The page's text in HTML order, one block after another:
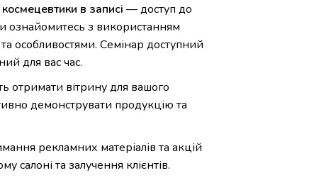
в записі — доступ до
ознайомитесь з використанням
особливостями. Семінар доступний
для вас час.
отримати вітрину для вашого
демонструвати продукцію та
рекламних матеріалів та акцій
салоні та залучення клієнтів.